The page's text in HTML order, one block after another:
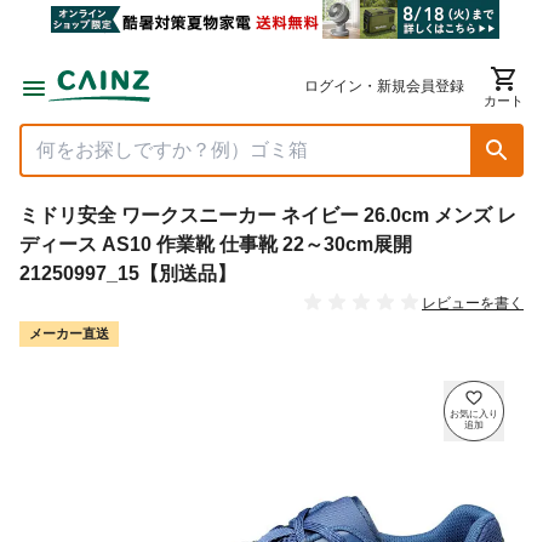
ログイン・新規会員登録
カート
ミドリ安全 ワークスニーカー ネイビー 26.0cm メンズ レ
ディース AS10 作業靴 仕事靴 22～30cm展開
21250997_15【別送品】
レビューを書く
メーカー直送